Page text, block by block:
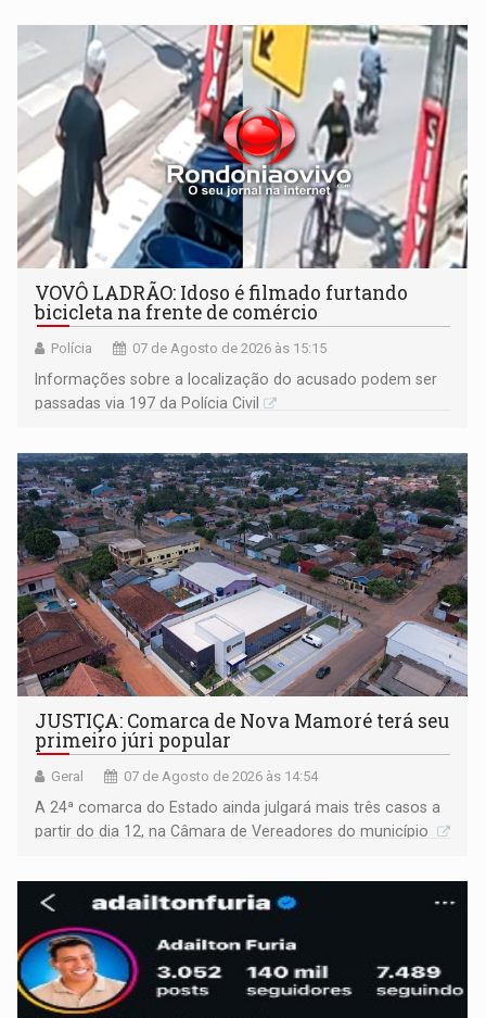
VOVÔ LADRÃO: Idoso é filmado furtando
bicicleta na frente de comércio
Polícia 07 de Agosto de 2026 às 15:15
Informações sobre a localização do acusado podem ser
passadas via 197 da Polícia Civil
JUSTIÇA: Comarca de Nova Mamoré terá seu
primeiro júri popular
Geral 07 de Agosto de 2026 às 14:54
A 24ª comarca do Estado ainda julgará mais três casos a
partir do dia 12, na Câmara de Vereadores do município